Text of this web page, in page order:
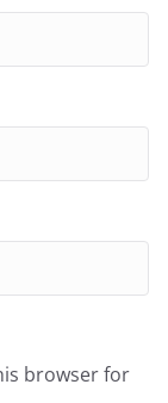
browser for